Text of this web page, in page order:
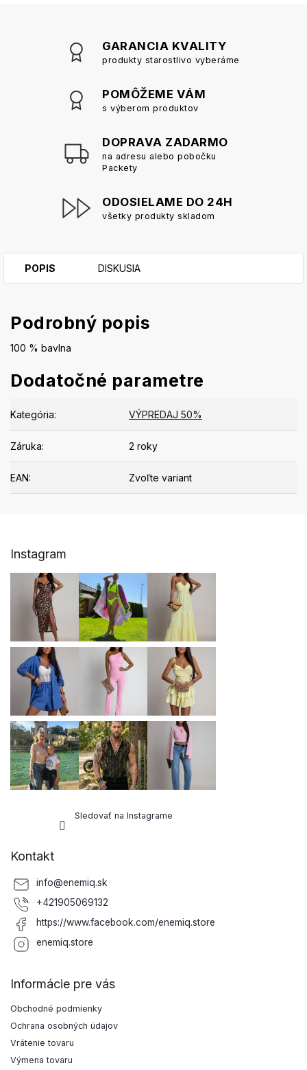
GARANCIA KVALITY
produkty starostlivo vyberáme
POMÔŽEME VÁM
s výberom produktov
DOPRAVA ZADARMO
na adresu alebo pobočku
Packety
ODOSIELAME DO 24H
všetky produkty skladom
POPIS DISKUSIA
Podrobný popis
100 % bavlna
Dodatočné parametre
Kategória: VÝPREDAJ 50%
Záruka: 2 roky
EAN: Zvoľte variant
Instagram
Sledovať na Instagrame
Kontakt
info@enemiq.sk
+421905069132
https://www.facebook.com/enemiq.store
enemiq.store
Informácie pre vás
Obchodné podmienky
Ochrana osobných údajov
Vrátenie tovaru
Výmena tovaru